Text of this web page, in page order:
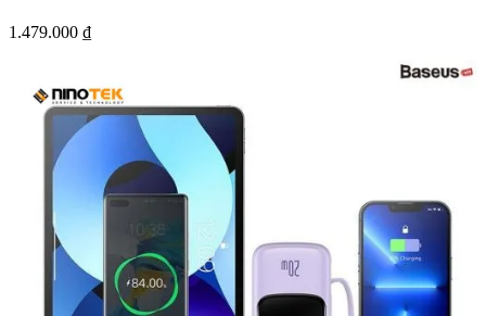
1.479.000 ₫